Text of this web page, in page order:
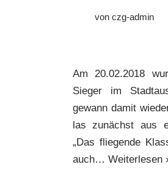
von czg-admin
Am 20.02.2018
Sieger im
gewann damit
las zunächst aus
„Das fliegende
auch… Weiterlesen